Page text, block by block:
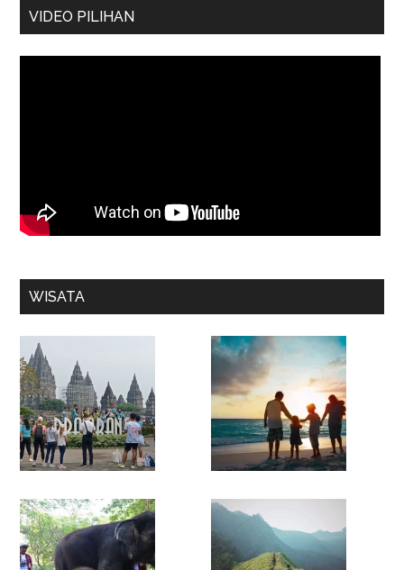
VIDEO PILIHAN
WISATA